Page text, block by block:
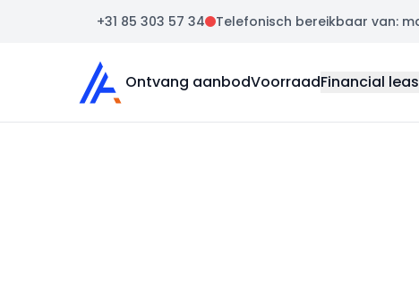
+31 85 303 57 34 Telefonisch bereikbaar van:
Auto Atlas
Ontvang aanbodVoorraadFinancial